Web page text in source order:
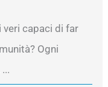
veri capaci di far
Ogni